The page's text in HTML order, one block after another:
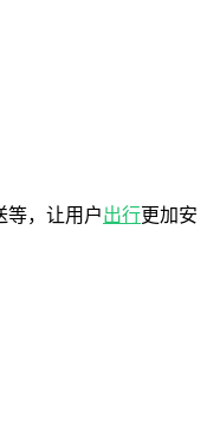
等，让用户出行更加安